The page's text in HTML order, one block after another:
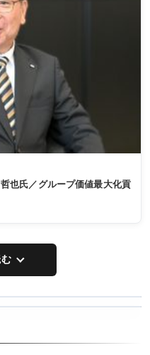
也氏／グループ価値最大化貢